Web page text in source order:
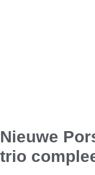
Nieuwe
trio